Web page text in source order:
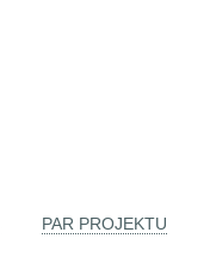
PAR PROJEKTU